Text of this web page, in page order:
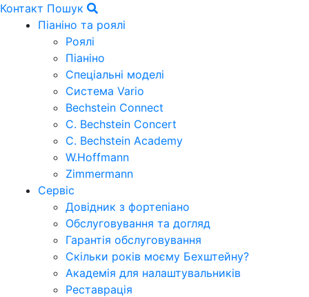
Контакт Пошук
Піаніно та роялі
Роялі
Піаніно
Спеціальні моделі
Система Vario
Bechstein Connect
C. Bechstein Concert
C. Bechstein Academy
W.Hoffmann
Zimmermann
Сервіс
Довідник з фортепіано
Обслуговування та догляд
Гарантія обслуговування
Скільки років моєму Бехштейну?
Академія для налаштувальників
Реставрація